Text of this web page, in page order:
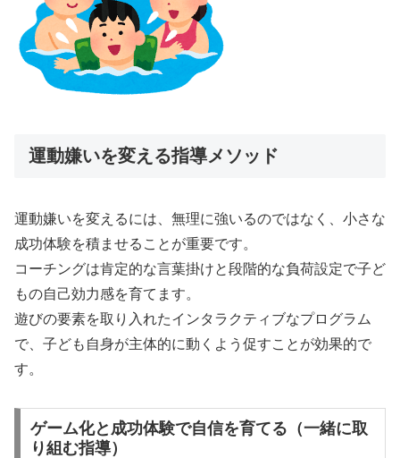
運動嫌いを変える指導メソッド
運動嫌いを変えるには、無理に強いるのではなく、小さな
成功体験を積ませることが重要です。
コーチングは肯定的な言葉掛けと段階的な負荷設定で子ど
もの自己効力感を育てます。
遊びの要素を取り入れたインタラクティブなプログラム
で、子ども自身が主体的に動くよう促すことが効果的で
す。
ゲーム化と成功体験で自信を育てる（一緒に取
り組む指導）